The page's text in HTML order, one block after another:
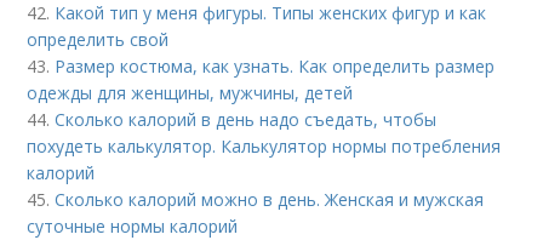
42. Какой тип у меня фигуры. Типы женских фигур и как
определить свой
43. Размер костюма, как узнать. Как определить размер
одежды для женщины, мужчины, детей
44.Сколько калорий в день надо съедать, чтобы
похудеть калькулятор. Калькулятор нормы потребления
калорий
45.Сколько калорий можно в день. Женская и мужская
суточные нормы калорий